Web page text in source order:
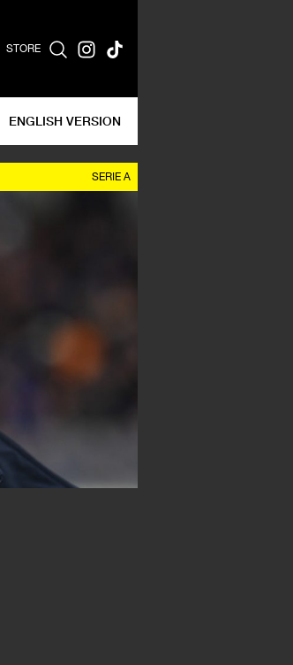
STORE
ENGLISH VERSION
SERIE A